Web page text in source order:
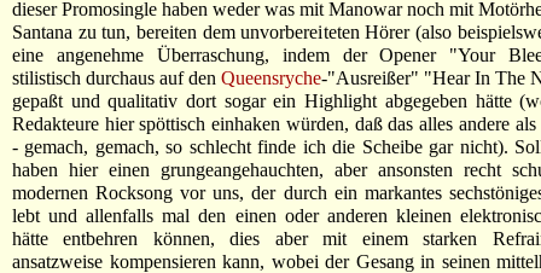
dieser Promosingle haben weder was mit Manowar noch mit
Santana zu tun, bereiten dem unvorbereiteten Hörer (also
eine angenehme Überraschung, indem der Opener "Your
stilistisch durchaus auf den Queensryche-"Ausreißer" "Hear In The
gepaßt und qualitativ dort sogar ein Highlight abgegeben hätte
Redakteure hier spöttisch einhaken würden, daß das alles andere
- gemach, gemach, so schlecht finde ich die Scheibe gar nicht).
haben hier einen grungeangehauchten, aber ansonsten recht
modernen Rocksong vor uns, der durch ein markantes
lebt und allenfalls mal den einen oder anderen kleinen
hätte entbehren können, dies aber mit einem starken
ansatzweise kompensieren kann, wobei der Gesang in seinen